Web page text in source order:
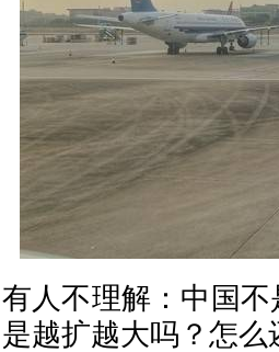
有人不理解：中国不
是越扩越大吗？怎么